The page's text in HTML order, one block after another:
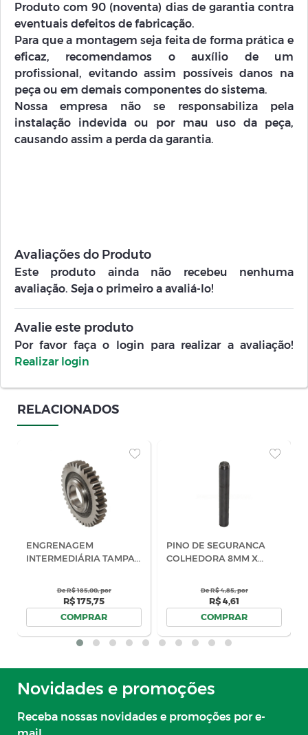
Produto com 90 (noventa) dias de garantia contra
eventuais defeitos de fabricação.
Para que a montagem seja feita de forma prática e
eficaz, recomendamos o auxílio de um
profissional, evitando assim possíveis danos na
peça ou em demais componentes do sistema.
Nossa empresa não se responsabiliza pela
instalação indevida ou por mau uso da peça,
causando assim a perda da garantia.
Avaliações do Produto
Este produto ainda não recebeu nenhuma
avaliação. Seja o primeiro a avaliá-lo!
Avalie este produto
Por favor faça o login para realizar a avaliação!
Realizar login
RELACIONADOS
Novidades e promoções
Receba nossas novidades e promoções por e-